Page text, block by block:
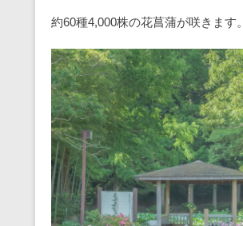
約60種4,000株の花菖蒲が咲きます。